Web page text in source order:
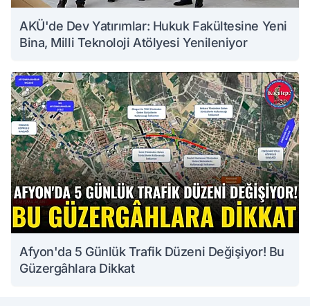
AKÜ'de Dev Yatırımlar: Hukuk Fakültesine Yeni
Bina, Milli Teknoloji Atölyesi Yenileniyor
Afyon'da 5 Günlük Trafik Düzeni Değişiyor! Bu
Güzergâhlara Dikkat